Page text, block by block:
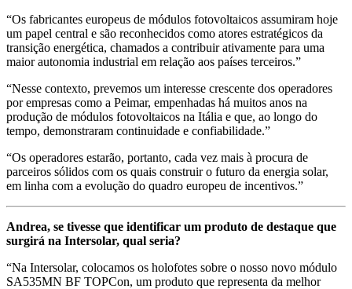
“Os fabricantes europeus de módulos fotovoltaicos assumiram hoje
um papel central e são reconhecidos como atores estratégicos da
transição energética, chamados a contribuir ativamente para uma
maior autonomia industrial em relação aos países terceiros.”
“Nesse contexto, prevemos um interesse crescente dos operadores
por empresas como a Peimar, empenhadas há muitos anos na
produção de módulos fotovoltaicos na Itália e que, ao longo do
tempo, demonstraram continuidade e confiabilidade.”
“Os operadores estarão, portanto, cada vez mais à procura de
parceiros sólidos com os quais construir o futuro da energia solar,
em linha com a evolução do quadro europeu de incentivos.”
Andrea, se tivesse que identificar um produto de destaque que
surgirá na Intersolar, qual seria?
“Na Intersolar, colocamos os holofotes sobre o nosso novo módulo
SA535MN BF TOPCon, um produto que representa da melhor